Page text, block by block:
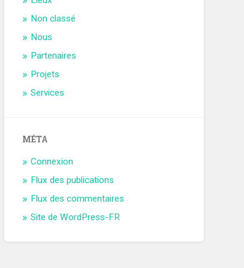
Non classé
Nous
Partenaires
Projets
Services
MÉTA
Connexion
Flux des publications
Flux des commentaires
Site de WordPress-FR